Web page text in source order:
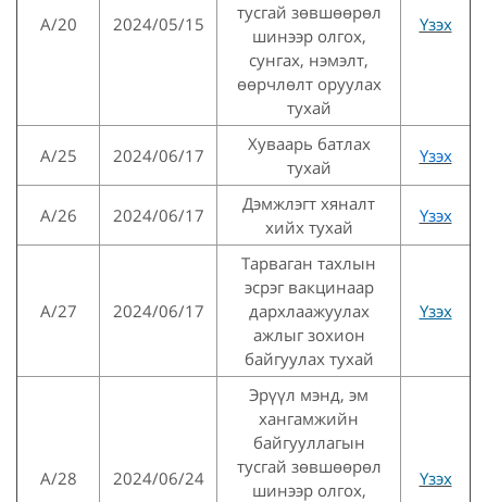
А/20 2024/05/15
тусгай зөвшөөрөл
шинээр олгох,
сунгах, нэмэлт,
өөрчлөлт оруулах
тухай
Үзэх
А/25 2024/06/17
Хуваарь батлах
тухай
Үзэх
А/26 2024/06/17
Дэмжлэгт хяналт
хийх тухай
Үзэх
А/27 2024/06/17
Тарваган тахлын
эсрэг вакцинаар
дархлаажуулах
ажлыг зохион
байгуулах тухай
Үзэх
А/28 2024/06/24
Эрүүл мэнд, эм
хангамжийн
байгууллагын
тусгай зөвшөөрөл
шинээр олгох,
Үзэх